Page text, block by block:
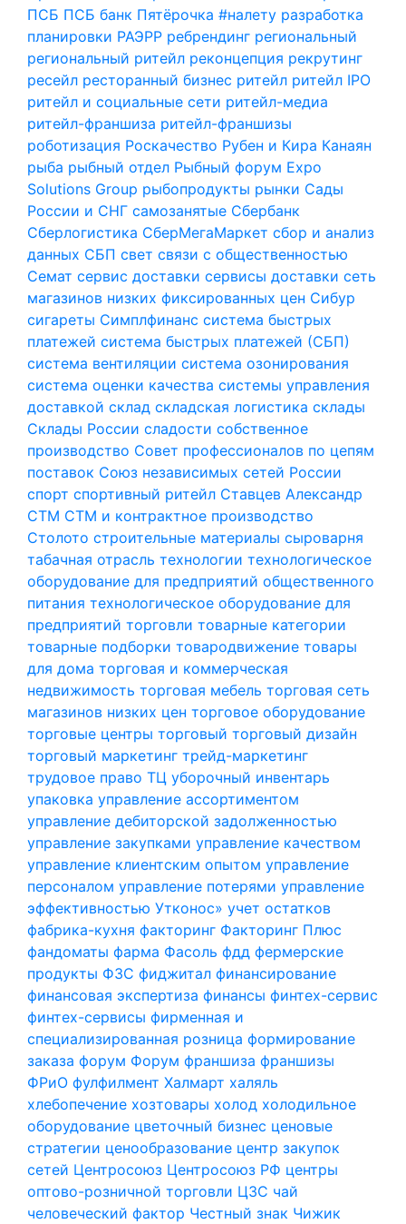
ПСБ ПСБ банк Пятёрочка #налету разработка
планировки РАЭРР ребрендинг региональный
региональный ритейл реконцепция рекрутинг
ресейл ресторанный бизнес ритейл ритейл IPO
ритейл и социальные сети ритейл-медиа
ритейл-франшиза ритейл-франшизы
роботизация Роскачество Рубен и Кира Канаян
рыба рыбный отдел Рыбный форум Expo
Solutions Group рыбопродукты рынки Сады
России и СНГ самозанятые Сбербанк
Сберлогистика СберМегаМаркет сбор и анализ
данных СБП свет связи с общественностью
Семат сервис доставки сервисы доставки сеть
магазинов низких фиксированных цен Сибур
сигареты Симплфинанс система быстрых
платежей система быстрых платежей (СБП)
система вентиляции система озонирования
система оценки качества системы управления
доставкой склад складская логистика склады
Склады России сладости собственное
производство Совет профессионалов по цепям
поставок Союз независимых сетей России
спорт спортивный ритейл Ставцев Александр
СТМ СТМ и контрактное производство
Столото строительные материалы сыроварня
табачная отрасль технологии технологическое
оборудование для предприятий общественного
питания технологическое оборудование для
предприятий торговли товарные категории
товарные подборки товародвижение товары
для дома торговая и коммерческая
недвижимость торговая мебель торговая сеть
магазинов низких цен торговое оборудование
торговые центры торговый торговый дизайн
торговый маркетинг трейд-маркетинг
трудовое право ТЦ уборочный инвентарь
упаковка управление ассортиментом
управление дебиторской задолженностью
управление закупками управление качеством
управление клиентским опытом управление
персоналом управление потерями управление
эффективностью Утконос» учет остатков
фабрика-кухня факторинг Факторинг Плюс
фандоматы фарма Фасоль фдд фермерские
продукты ФЗС фиджитал финансирование
финансовая экспертиза финансы финтех-сервис
финтех-сервисы фирменная и
специализированная розница формирование
заказа форум Форум франшиза франшизы
ФРиО фулфилмент Халмарт халяль
хлебопечение хозтовары холод холодильное
оборудование цветочный бизнес ценовые
стратегии ценообразование центр закупок
сетей Центросоюз Центросоюз РФ центры
оптово-розничной торговли ЦЗС чай
человеческий фактор Честный знак Чижик